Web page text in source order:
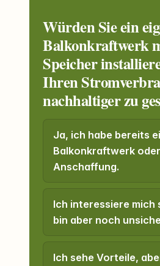
Würden Sie ein
Balkonkraftwerk
Speicher
Ihren
nachhaltiger zu
Ja, ich habe bereits
Balkonkraftwerk
Anschaffung.
Ich interessiere mich
bin aber noch
Ich sehe Vorteile,